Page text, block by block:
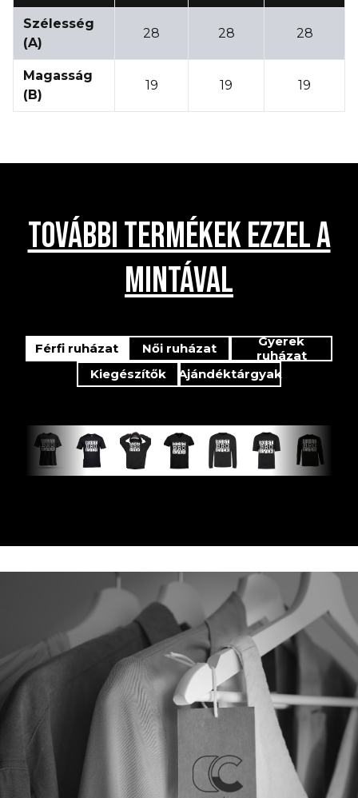
Szélesség
(A)
28 28 28
Magasság
(B)
19 19 19
TOVÁBBI TERMÉKEK EZZEL A
MINTÁVAL
Férfi ruházat Női ruházat
Gyerek
ruházat
Kiegészítők
Ajándéktárgyak